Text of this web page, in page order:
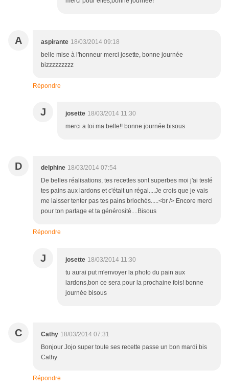
A aspirante 18/03/2014 09:18
belle mise à l'honneur merci josette, bonne journée
bizzzzzzzzz
Répondre
J josette 18/03/2014 11:30
merci a toi ma belle!! bonne journée bisous
D delphine 18/03/2014 07:54
De belles réalisations, tes recettes sont superbes moi j'ai testé
tes pains aux lardons et c'était un régal....Je crois que je vais
me laisser tenter pas tes pains briochés.....<br /> Encore merci
pour ton partage et ta générosité....Bisous
Répondre
J josette 18/03/2014 11:30
tu aurai put m'envoyer la photo du pain aux
lardons,bon ce sera pour la prochaine fois! bonne
journée bisous
C Cathy 18/03/2014 07:31
Bonjour Jojo super toute ses recette passe un bon mardi bis
Cathy
Répondre